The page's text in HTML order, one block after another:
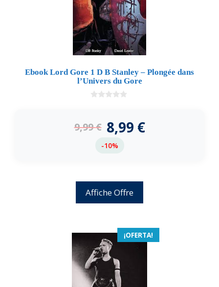
Ebook Lord Gore 1 D B Stanley – Plongée dans
l’Univers du Gore
5
9,99€ 8,99 €
-10%
Affiche Offre
¡OFERTA!